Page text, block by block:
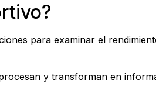
para examinar el
y transforman en